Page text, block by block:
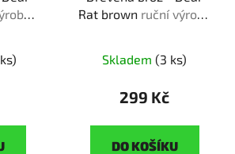
|
Rat brown ruční výroba
Skladem (3 ks)
299 Kč
DO KOŠÍKU